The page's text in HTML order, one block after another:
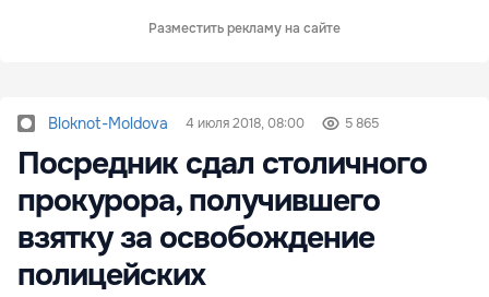
Разместить рекламу на сайте
Bloknot-Moldova 4 июля 2018, 08:00 5 865
Посредник сдал столичного
прокурора, получившего
взятку за освобождение
полицейских